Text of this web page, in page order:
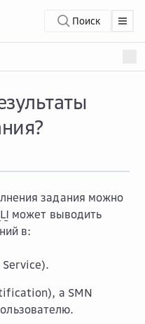
Поиск
задания можно
может выводить
в:
а SMN